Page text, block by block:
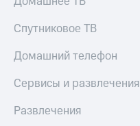
Спутниковое ТВ
Домашний телефон
Сервисы и развлечения
Развлечения